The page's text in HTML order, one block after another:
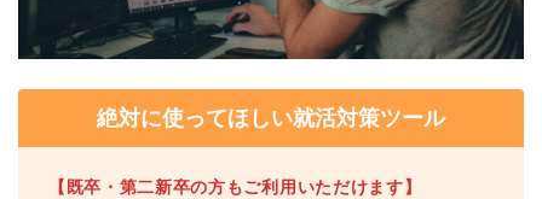
絶対に使ってほしい就活対策ツール
【既卒・第二新卒の方もご利用いただけます】